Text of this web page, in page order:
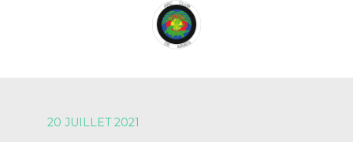
20 JUILLET 2021